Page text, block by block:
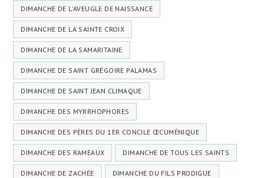
DIMANCHE DE L'AVEUGLE DE NAISSANCE
DIMANCHE DE LA SAINTE CROIX
DIMANCHE DE LA SAMARITAINE
DIMANCHE DE SAINT GRÉGOIRE PALAMAS
DIMANCHE DE SAINT JEAN CLIMAQUE
DIMANCHE DES MYRRHOPHORES
DIMANCHE DES PÈRES DU 1ER CONCILE ŒCUMÉNIQUE
DIMANCHE DES RAMEAUX DIMANCHE DE TOUS LES SAINTS
DIMANCHE DE ZACHÉE DIMANCHE DU FILS PRODIGUE